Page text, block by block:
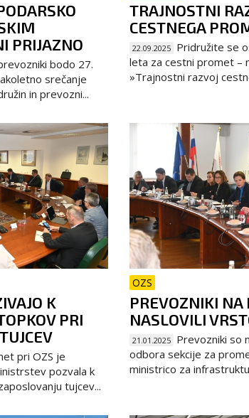
PRIJAZNO
bodo 27.
srečanje
in prevozni...
TRAJNOSTNI
CESTNEGA
22.09.2025 Pridružite se
leta za cestni promet –
»Trajnostni razvoj
K
PRI
pri OZS je
pozvala k
tujcev...
OZS
PREVOZNIKI NA
NASLOVILI
21.01.2025 Prevozniki so
odbora sekcije za
ministrico za